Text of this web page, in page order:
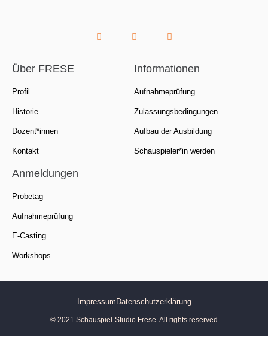
Über FRESE
Profil
Historie
Dozent*innen
Kontakt
Informationen
Aufnahmeprüfung
Zulassungsbedingungen
Aufbau der Ausbildung
Schauspieler*in werden
Anmeldungen
Probetag
Aufnahmeprüfung
E-Casting
Workshops
© 2021 Schauspiel-Studio Frese. All rights reserved
Impressum Datenschutzerklärung